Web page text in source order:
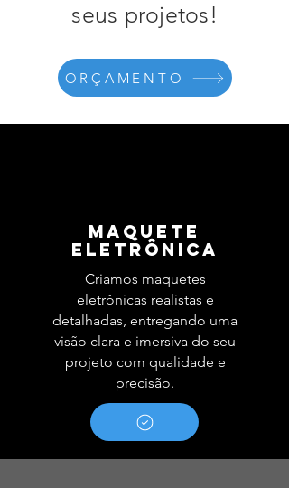
seus projetos!
ORÇAMENTO
MAQUETE
ELETRÔNICA
Criamos maquetes
eletrônicas realistas e
detalhadas, entregando uma
visão clara e imersiva do seu
projeto com qualidade e
precisão.